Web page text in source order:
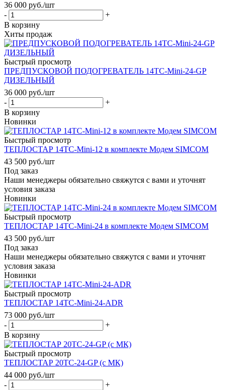
36 000 руб./шт
-
+
В корзину
Хиты продаж
Быстрый просмотр
ПРЕДПУСКОВОЙ ПОДОГРЕВАТЕЛЬ 14ТС-Mini-24-GP
ДИЗЕЛЬНЫЙ
36 000 руб./шт
-
+
В корзину
Новинки
Быстрый просмотр
ТЕПЛОСТАР 14ТС-Mini-12 в комплекте Модем SIMCOM
43 500 руб./шт
Под заказ
Наши менеджеры обязательно свяжутся с вами и уточнят
условия заказа
Новинки
Быстрый просмотр
ТЕПЛОСТАР 14ТС-Mini-24 в комплекте Модем SIMCOM
43 500 руб./шт
Под заказ
Наши менеджеры обязательно свяжутся с вами и уточнят
условия заказа
Новинки
Быстрый просмотр
ТЕПЛОСТАР 14ТС-Mini-24-ADR
73 000 руб./шт
-
+
В корзину
Быстрый просмотр
ТЕПЛОСТАР 20ТС-24-GP (с МК)
44 000 руб./шт
-
+